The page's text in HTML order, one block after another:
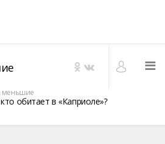
меньшие
обитает в «Каприоле»?